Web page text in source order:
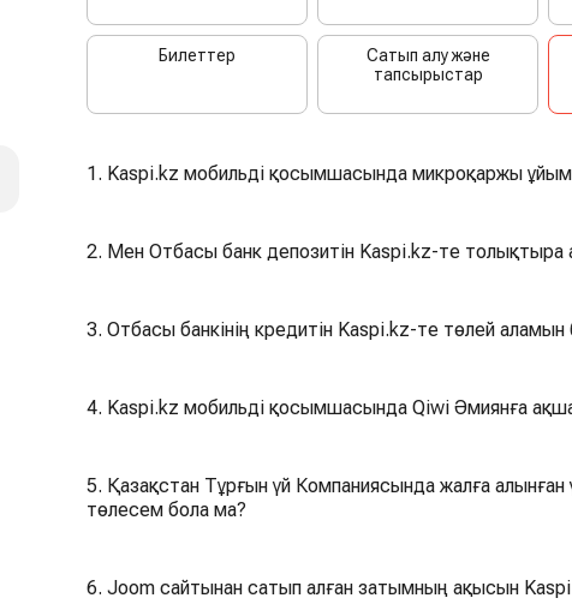
Билеттер
Сатып алу және
тапсырыстар
1. Kaspi.kz мобильді қосымшасында микроқаржы
2. Мен Отбасы банк депозитін Kaspi.kz-те толықтыра
3. Отбасы банкінің кредитін Kaspi.kz-те төлей аламын
4. Kaspi.kz мобильді қосымшасында Qiwi Әмиянға
5. Қазақстан Тұрғын үй Компаниясында жалға
төлесем бола ма?
6. Joom сайтынан сатып алған затымның ақысын